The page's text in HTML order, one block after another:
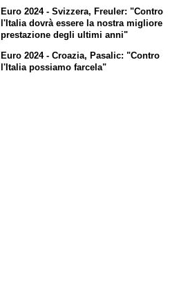
Euro 2024 - Svizzera, Freuler: "Contro
l'Italia dovrà essere la nostra migliore
prestazione degli ultimi anni"
Euro 2024 - Croazia, Pasalic: "Contro
l'Italia possiamo farcela"